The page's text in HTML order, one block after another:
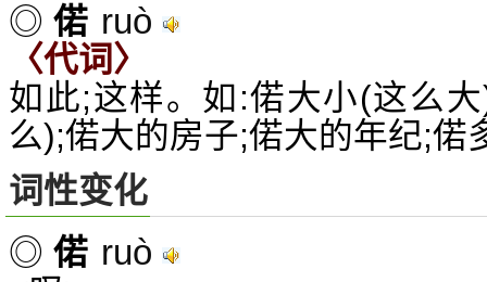
◎ 偌 ruò
〈代词〉
如此;这样。如:偌大小(这么
么);偌大的房子;偌大的年纪;偌
词性变化
◎ 偌 ruò